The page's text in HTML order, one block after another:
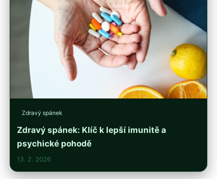
Zdravý spánek
Zdravý spánek: Klíč k lepší imunitě a
psychické pohodě
13. 2. 2026